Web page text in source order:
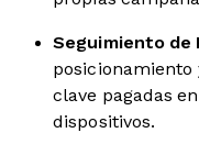
Seguimiento de
posicionamiento
clave pagadas
dispositivos.